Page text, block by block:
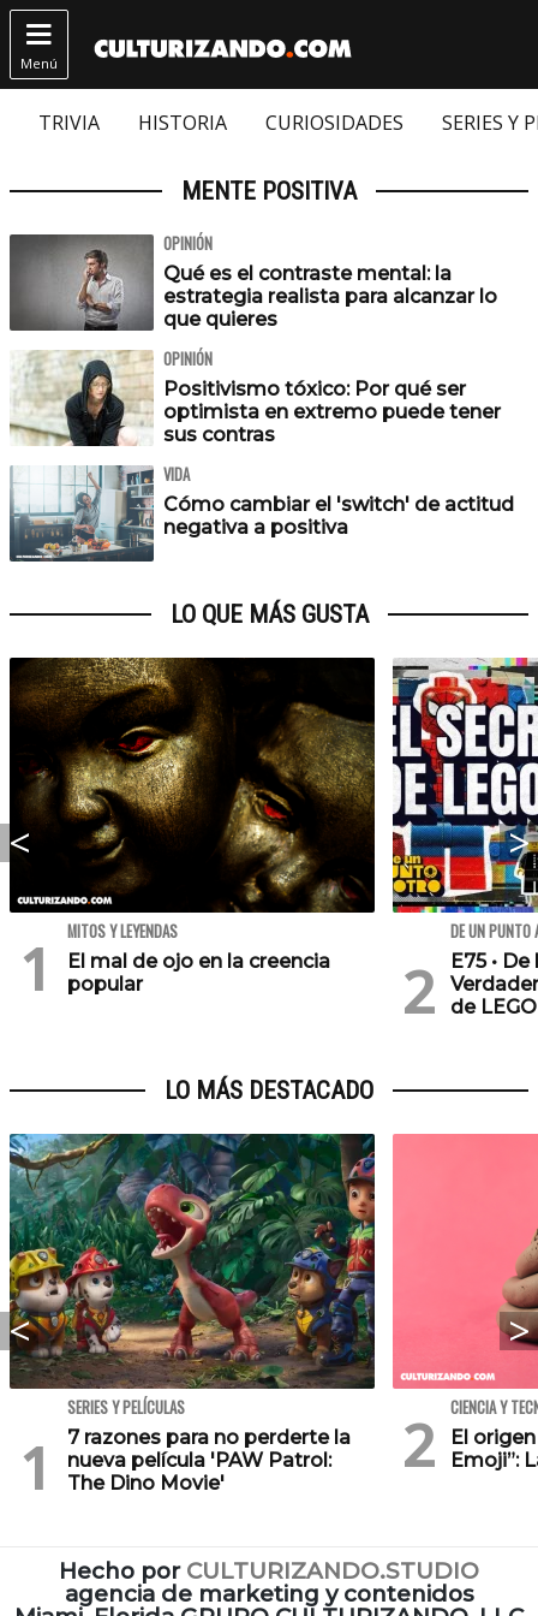

Menú
TRIVIA HISTORIA CURIOSIDADES SERIES Y
MENTE POSITIVA
OPINIÓN
Qué es el contraste mental: la
estrategia realista para alcanzar lo
que quieres
OPINIÓN
Positivismo tóxico: Por qué ser
optimista en extremo puede tener
sus contras
VIDA
Cómo cambiar el 'switch' de actitud
negativa a positiva
LO QUE MÁS GUSTA
MITOS Y LEYENDAS
El mal de ojo en la creencia
popular
DE UN PUNTO
E75 •
de
LO MÁS DESTACADO
SERIES Y PELÍCULAS
7 razones para no perderte la
nueva película 'PAW Patrol:
The Dino Movie'
CIENCIA Y
El
Emoji”:
Hecho por CULTURIZANDO.STUDIO
agencia de marketing y contenidos